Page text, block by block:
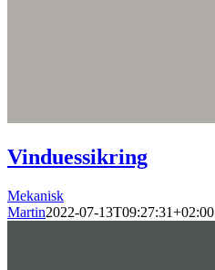
Vinduessikring
Mekanisk
Martin2022-07-13T09:27:31+02:00